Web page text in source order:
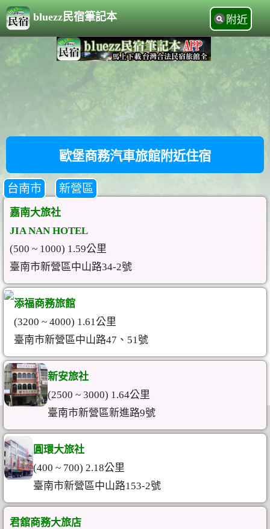
bluezz民宿筆記本 附近
歐堡商務汽車旅館附近住宿
台南市 新營區
嘉南大旅社
JIA NAN HOTEL
(500 ~ 1000) 1.59公里
臺南市新營區中山路34-2號
添福商務旅館
(3200 ~ 4000) 1.61公里
臺南市新營區中山路47、51號
新安旅社
(2500 ~ 3000) 1.64公里
臺南市新營區新進路9號
圓環大旅社
(400 ~ 700) 2.18公里
臺南市新營區中山路153-2號
君舘商務大旅店